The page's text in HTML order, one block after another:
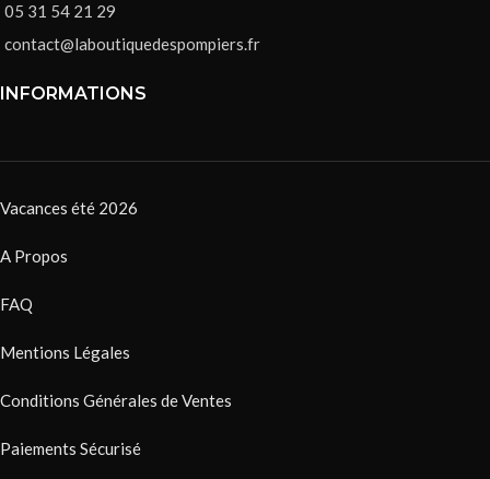
05 31 54 21 29
contact@laboutiquedespompiers.fr
INFORMATIONS
Vacances été 2026
A Propos
FAQ
Mentions Légales
Conditions Générales de Ventes
Paiements Sécurisé